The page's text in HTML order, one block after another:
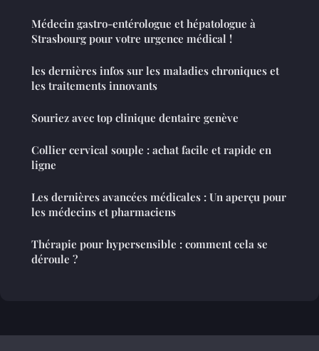
Médecin gastro-entérologue et hépatologue à
Strasbourg pour votre urgence médical !
les dernières infos sur les maladies chroniques et
les traitements innovants
Souriez avec top clinique dentaire genève
Collier cervical souple : achat facile et rapide en
ligne
Les dernières avancées médicales : Un aperçu pour
les médecins et pharmaciens
Thérapie pour hypersensible : comment cela se
déroule ?